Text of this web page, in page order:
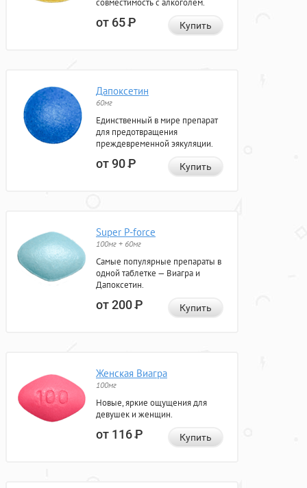
совместимость с алкоголем.
от 65Р Купить
Дапоксетин
60мг
Единственный в мире препарат
для предотвращения
преждевременной эякуляции.
от 90Р Купить
Super P-force
100мг + 60мг
Самые популярные препараты в
одной таблетке — Виагра и
Дапоксетин.
от 200Р Купить
Женская Виагра
100мг
Новые, яркие ощущения для
девушек и женщин.
от 116Р Купить